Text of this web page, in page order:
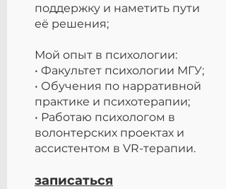
поддержку и наметить пути
её решения;
Мой опыт в психологии:
• Факультет психологии МГУ;
• Обучения по нарративной
практике и психотерапии;
• Работаю психологом в
волонтерских проектах и
ассистентом в VR-терапии.
записаться